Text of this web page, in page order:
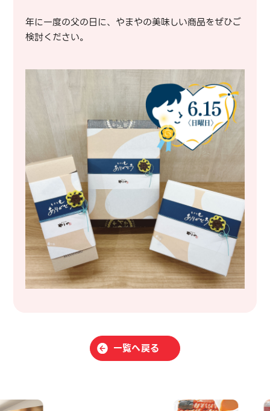
年に一度の父の日に、やまやの美味しい商品をぜひご
検討ください。
一覧へ戻る